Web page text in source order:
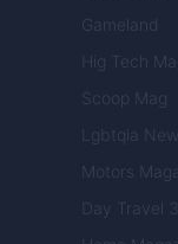
Gameland
Hig Tech
Scoop Mag
Lgbtqia
Motors
Day Travel